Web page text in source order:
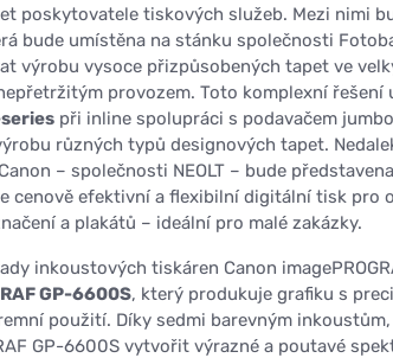
poskytovatele tiskových služeb. Mezi nimi
bude umístěna na stánku společnosti
výrobu vysoce přizpůsobených tapet ve
provozem. Toto komplexní
při inline spolupráci s podavačem
různých typů designových tapet.
– společnosti NEOLT – bude představena
cenově efektivní a flexibilní digitální tisk pro
a plakátů – ideální pro malé zakázky.
inkoustových tiskáren Canon
GP-6600S, který produkuje grafiku s
použití. Díky sedmi barevným
GP-6600S vytvořit výrazné a poutavé